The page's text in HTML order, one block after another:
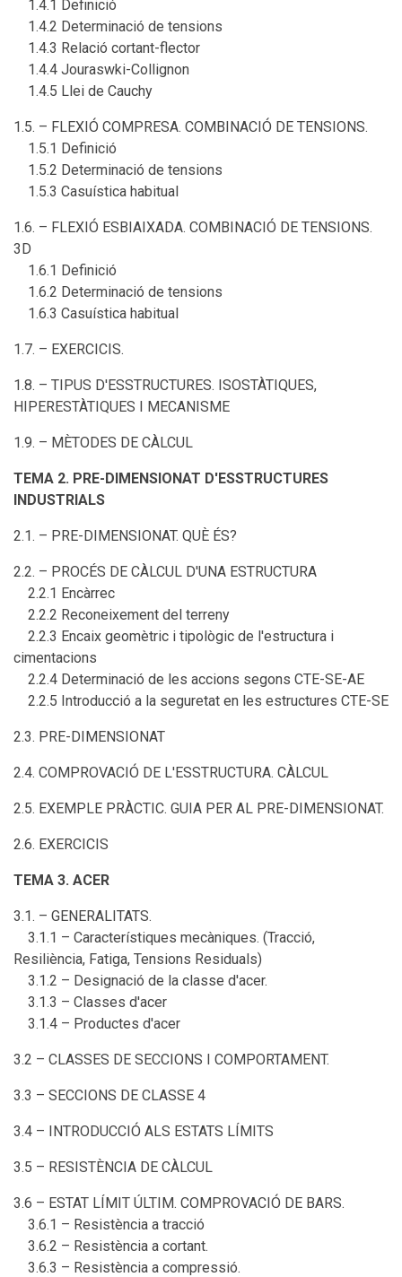
1.4.1 Definició
1.4.2 Determinació de tensions
1.4.3 Relació cortant-flector
1.4.4 Jouraswki-Collignon
1.4.5 Llei de Cauchy
1.5. – FLEXIÓ COMPRESA. COMBINACIÓ DE TENSIONS.
1.5.1 Definició
1.5.2 Determinació de tensions
1.5.3 Casuística habitual
1.6. – FLEXIÓ ESBIAIXADA. COMBINACIÓ DE TENSIONS.
3D
1.6.1 Definició
1.6.2 Determinació de tensions
1.6.3 Casuística habitual
1.7. – EXERCICIS.
1.8. – TIPUS D'ESSTRUCTURES. ISOSTÀTIQUES,
HIPERESTÀTIQUES I MECANISME
1.9. – MÈTODES DE CÀLCUL
TEMA 2. PRE-DIMENSIONAT D'ESSTRUCTURES
INDUSTRIALS
2.1. – PRE-DIMENSIONAT. QUÈ ÉS?
2.2. – PROCÉS DE CÀLCUL D'UNA ESTRUCTURA
2.2.1 Encàrrec
2.2.2 Reconeixement del terreny
2.2.3 Encaix geomètric i tipològic de l'estructura i
cimentacions
2.2.4 Determinació de les accions segons CTE-SE-AE
2.2.5 Introducció a la seguretat en les estructures CTE-SE
2.3. PRE-DIMENSIONAT
2.4. COMPROVACIÓ DE L'ESSTRUCTURA. CÀLCUL
2.5. EXEMPLE PRÀCTIC. GUIA PER AL PRE-DIMENSIONAT.
2.6. EXERCICIS
TEMA 3. ACER
3.1. – GENERALITATS.
3.1.1 – Característiques mecàniques. (Tracció,
Resiliència, Fatiga, Tensions Residuals)
3.1.2 – Designació de la classe d'acer.
3.1.3 – Classes d'acer
3.1.4 – Productes d'acer
3.2 – CLASSES DE SECCIONS I COMPORTAMENT.
3.3 – SECCIONS DE CLASSE 4
3.4 – INTRODUCCIÓ ALS ESTATS LÍMITS
3.5 – RESISTÈNCIA DE CÀLCUL
3.6 – ESTAT LÍMIT ÚLTIM. COMPROVACIÓ DE BARS.
3.6.1 – Resistència a tracció
3.6.2 – Resistència a cortant.
3.6.3 – Resistència a compressió.